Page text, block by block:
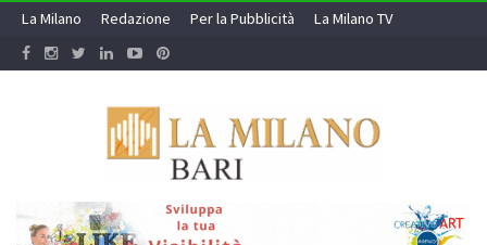
Skip
content
La Milano Redazione Per la Pubblicità La Milano TV